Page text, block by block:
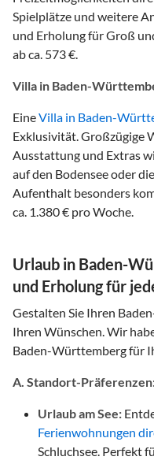
Spielplätze und weitere
und Erholung für Groß
ab ca. 573 €.
Villa in Baden-
EineVilla in Baden-
Exklusivität. Großzügige
Ausstattung und Extras
auf den Bodensee oder
Aufenthalt besonders
ca. 1.380 € pro Woche.
Urlaub in Baden-
und Erholung für
Gestalten Sie Ihren
Ihren Wünschen. Wir
Baden-Württemberg für
A. Standort-
Urlaub am See:
Ferienwohnungen
Schluchsee. Perfekt